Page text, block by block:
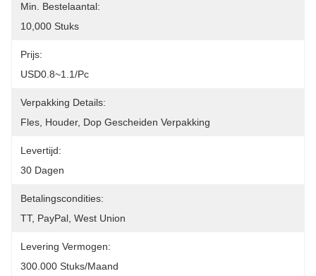
Min. Bestelaantal:
10,000 Stuks
Prijs:
USD0.8~1.1/pc
Verpakking Details:
Fles, Houder, Dop Gescheiden Verpakking
Levertijd:
30 Dagen
Betalingscondities:
TT, PayPal, West Union
Levering Vermogen:
300.000 Stuks/maand